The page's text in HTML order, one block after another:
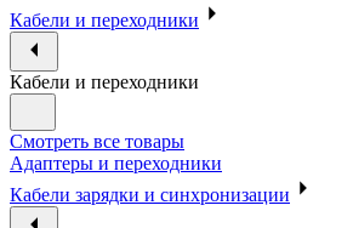
Кабели и переходники
Кабели и переходники
Смотреть все товары
Адаптеры и переходники
Кабели зарядки и синхронизации